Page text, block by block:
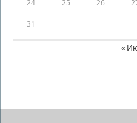
24 25 26
31
«